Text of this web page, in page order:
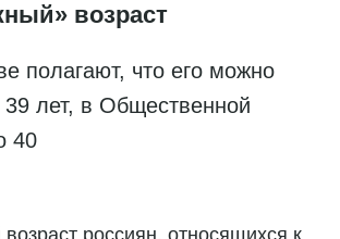
возраст
полагают, что его можно
39 лет, в Общественной
40
россиян, относящихся к